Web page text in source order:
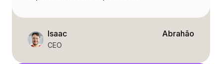
Isaac
CEO
Abrahão